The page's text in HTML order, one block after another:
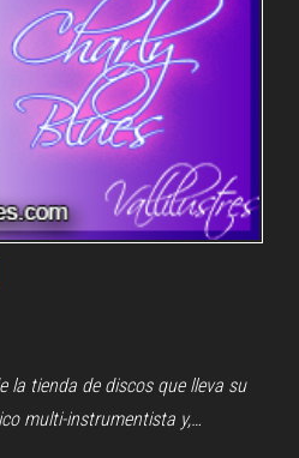
la tienda de discos que lleva su
multi-instrumentista y,…